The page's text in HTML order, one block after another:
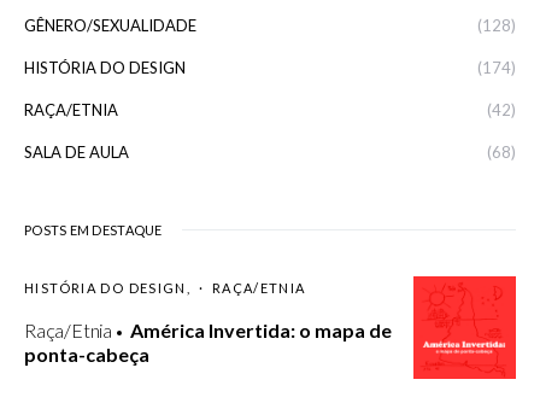
GÊNERO/SEXUALIDADE (128)
HISTÓRIA DO DESIGN (174)
RAÇA/ETNIA (42)
SALA DE AULA (68)
POSTS EM DESTAQUE
HISTÓRIA DO DESIGN RAÇA/ETNIA
Raça/Etnia
América Invertida: o mapa de
ponta-cabeça